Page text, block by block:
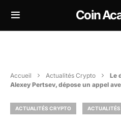
Coin
Accueil Actualités Crypto
Le
Alexey Pertsev, dépose un appel
ACTUALITÉS CRYPTO